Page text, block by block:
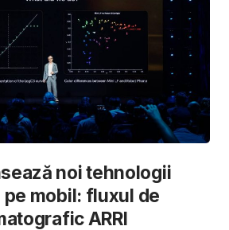
noi tehnologii
pe mobil: fluxul de
ARRI